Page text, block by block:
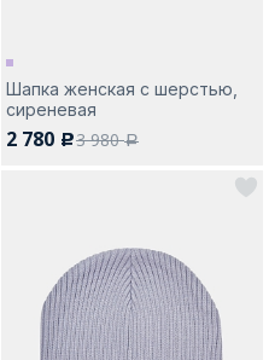
Шапка женская с шерстью,
сиреневая
2 780 c3 980a